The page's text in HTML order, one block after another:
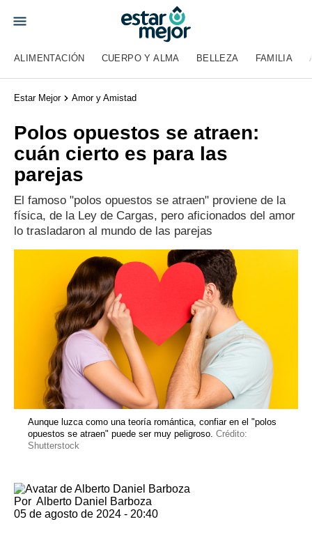
ALIMENTACIÓN CUERPO Y ALMA BELLEZA FAMILIA
Estar Mejor Amor y Amistad
Polos opuestos se atraen:
cuán cierto es para las
parejas
El famoso "polos opuestos se atraen" proviene de la
física, de la Ley de Cargas, pero aficionados del amor
lo trasladaron al mundo de las parejas
Aunque luzca como una teoría romántica, confiar en el "polos
opuestos se atraen" puede ser muy peligroso. Crédito:
Shutterstock
Por Alberto Daniel Barboza
05 de agosto de 2024 - 20:40